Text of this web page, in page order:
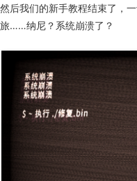
然后我们的新手教程结束了，
旅……纳尼？系统崩溃了？